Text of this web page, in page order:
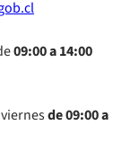
09:00 a 14:00
de 09:00 a